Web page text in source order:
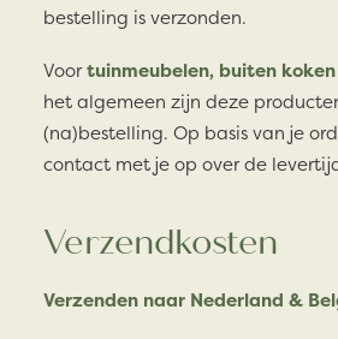
bestelling is verzonden.
Voortuinmeubelen, buiten
het algemeen zijn deze
(na)bestelling. Op basis van je
contact met je op over de
Verzendkosten
Verzenden naar Nederland &